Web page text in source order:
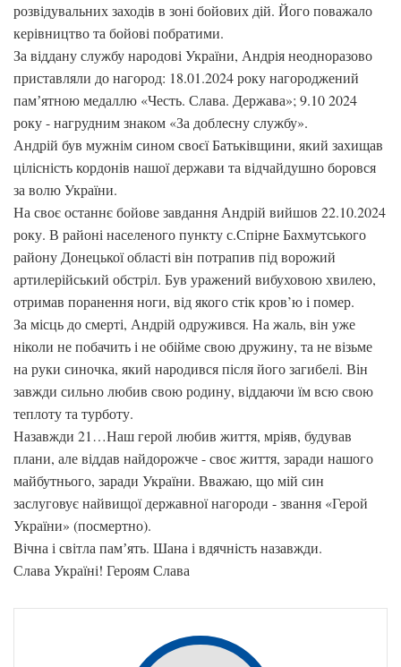
розвідувальних заходів в зоні бойових дій. Його поважало
керівництво та бойові побратими.
За віддану службу народові України, Андрія неодноразово
приставляли до нагород: 18.01.2024 року нагороджений
памʼятною медаллю «Честь. Слава. Держава»; 9.10 2024
року - нагрудним знаком «За доблесну службу».
Андрій був мужнім сином своєї Батьківщини, який захищав
цілісність кордонів нашої держави та відчайдушно боровся
за волю України.
На своє останнє бойове завдання Андрій вийшов 22.10.2024
року. В районі населеного пункту с.Спірне Бахмутського
району Донецької області він потрапив під ворожий
артилерійський обстріл. Був уражений вибуховою хвилею,
отримав поранення ноги, від якого стік кров’ю і помер.
За місць до смерті, Андрій одружився. На жаль, він уже
ніколи не побачить і не обійме свою дружину, та не візьме
на руки синочка, який народився після його загибелі. Він
завжди сильно любив свою родину, віддаючи їм всю свою
теплоту та турботу.
Назавжди 21…Наш герой любив життя, мріяв, будував
плани, але віддав найдорожче - своє життя, заради нашого
майбутнього, заради України. Вважаю, що мій син
заслуговує найвищої державної нагороди - звання «Герой
України» (посмертно).
Вічна і світла памʼять. Шана і вдячність назавжди.
Слава Україні! Героям Слава